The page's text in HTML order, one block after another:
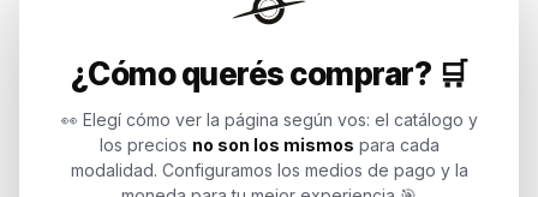
¿Cómo querés comprar? 🛒
👀 Elegí cómo ver la página según vos: el catálogo y
los precios no son los mismos para cada
modalidad. Configuramos los medios de pago y la
Endurances
Soluciones de tecnología para
Potenciamos tu mundo.
Time to work